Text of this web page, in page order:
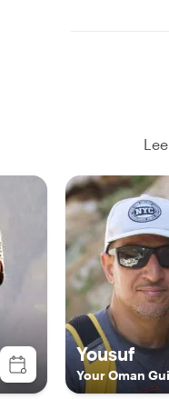
Yousuf
Your Oman